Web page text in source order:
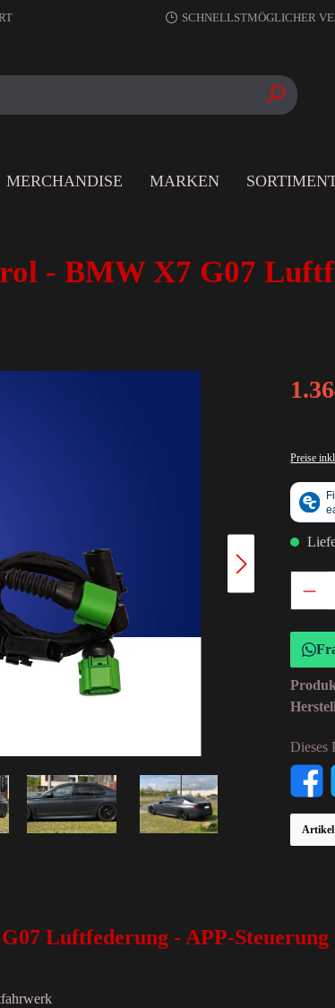
SCHNELLSTMÖGLICHER
MERCHANDISE MARKEN
- BMW X7 G07
Preise
Dieses
Artikel
Luftfederung - APP-Steuerung